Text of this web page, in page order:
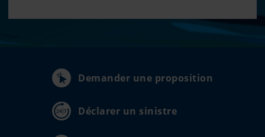
Demander une proposition
Déclarer un sinistre